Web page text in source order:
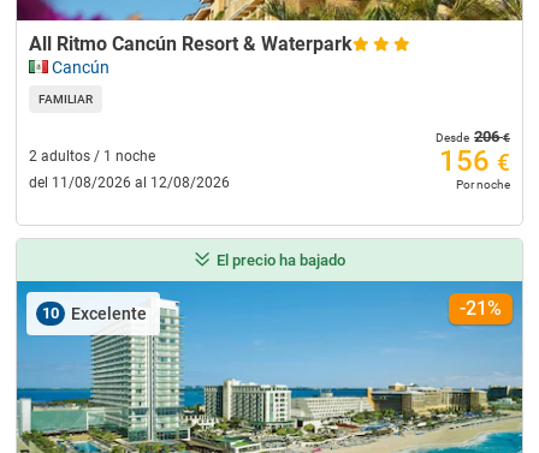
All Ritmo Cancún Resort & Waterpark
Cancún
FAMILIAR
2 adultos / 1 noche
del 11/08/2026 al 12/08/2026
Desde 206€
156 €
Por noche
El precio ha bajado
10 Excelente -21%